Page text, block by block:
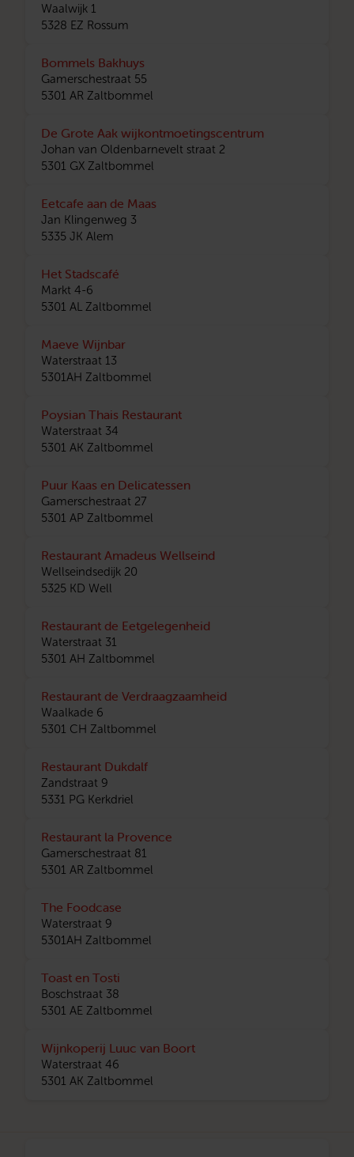
Waalwijk 1
5328 EZ Rossum
Bommels Bakhuys
Gamerschestraat 55
5301 AR Zaltbommel
De Grote Aak wijkontmoetingscentrum
Johan van Oldenbarnevelt straat 2
5301 GX Zaltbommel
Eetcafe aan de Maas
Jan Klingenweg 3
5335 JK Alem
Het Stadscafé
Markt 4-6
5301 AL Zaltbommel
Maeve Wijnbar
Waterstraat 13
5301AH Zaltbommel
Poysian Thais Restaurant
Waterstraat 34
5301 AK Zaltbommel
Puur Kaas en Delicatessen
Gamerschestraat 27
5301 AP Zaltbommel
Restaurant Amadeus Wellseind
Wellseindsedijk 20
5325 KD Well
Restaurant de Eetgelegenheid
Waterstraat 31
5301 AH Zaltbommel
Restaurant de Verdraagzaamheid
Waalkade 6
5301 CH Zaltbommel
Restaurant Dukdalf
Zandstraat 9
5331 PG Kerkdriel
Restaurant la Provence
Gamerschestraat 81
5301 AR Zaltbommel
The Foodcase
Waterstraat 9
5301AH Zaltbommel
Toast en Tosti
Boschstraat 38
5301 AE Zaltbommel
Wijnkoperij Luuc van Boort
Waterstraat 46
5301 AK Zaltbommel